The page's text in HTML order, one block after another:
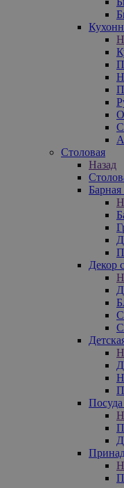
Столовая
Назад
Барная
Декор
Посуда